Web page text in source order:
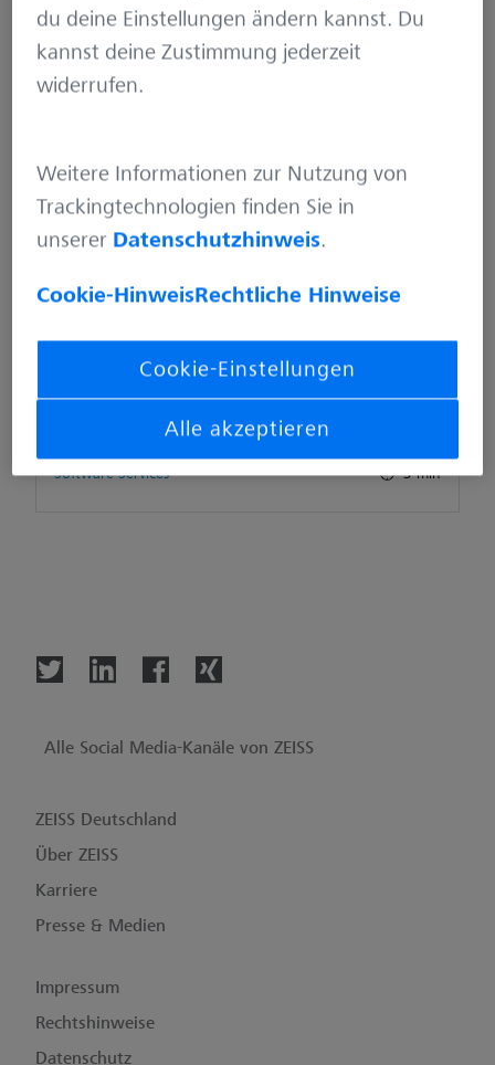
Artikel von Andreas
Was ist IT-Service-Management?
Software Services
3 min
Alle Social Media-Kanäle von ZEISS
ZEISS Deutschland
Über ZEISS
Karriere
Presse & Medien
Impressum
Rechtshinweise
Datenschutz
du deine Einstellungen ändern kannst. Du
kannst deine Zustimmung jederzeit
widerrufen.
Weitere Informationen zur Nutzung von
Trackingtechnologien finden Sie in
unserer Datenschutzhinweis.
Cookie-HinweisRechtliche Hinweise
Cookie-Einstellungen
Alle akzeptieren